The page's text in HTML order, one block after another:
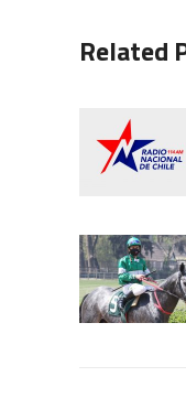
Related